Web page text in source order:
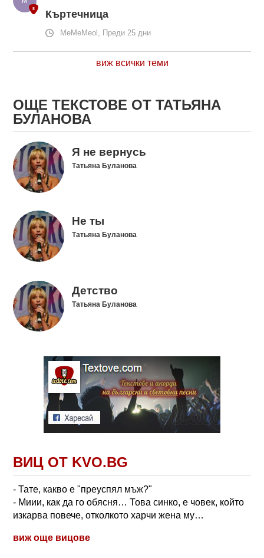
Къртечница
MeMeMeol, Преди 25 дни
виж всички теми
ОЩЕ ТЕКСТОВЕ ОТ ТАТЬЯНА
БУЛАНОВА
Я не вернусь
Татьяна Буланова
Не ты
Татьяна Буланова
Детство
Татьяна Буланова
ВИЦ ОТ KVO.BG
- Тате, какво е "преуспял мъж?"
- Миии, как да го обясня… Това синко, е човек, който
изкарва повече, отколкото харчи жена му…
виж още вицове